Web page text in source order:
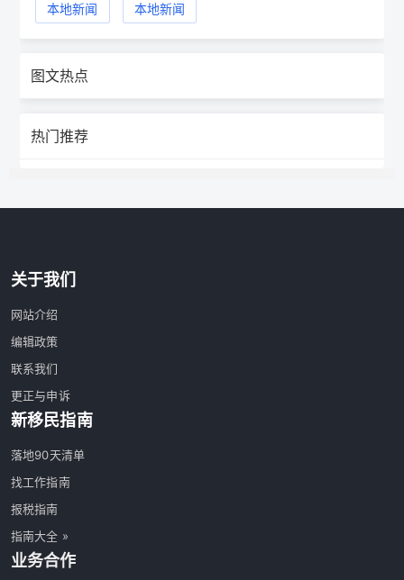
本地新闻 本地新闻
图文热点
热门推荐
关于我们
网站介绍
编辑政策
联系我们
更正与申诉
新移民指南
落地90天清单
找工作指南
报税指南
指南大全 »
业务合作